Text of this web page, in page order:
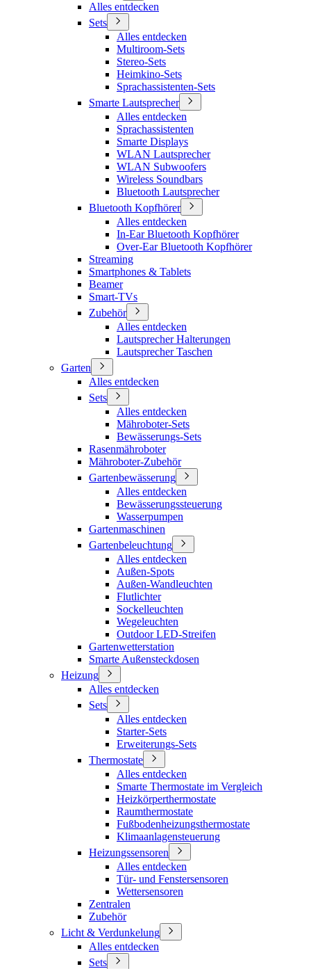
Alles entdecken
Sets
Alles entdecken
Multiroom-Sets
Stereo-Sets
Heimkino-Sets
Sprachassistenten-Sets
Smarte Lautsprecher
Alles entdecken
Sprachassistenten
Smarte Displays
WLAN Lautsprecher
WLAN Subwoofers
Wireless Soundbars
Bluetooth Lautsprecher
Bluetooth Kopfhörer
Alles entdecken
In-Ear Bluetooth Kopfhörer
Over-Ear Bluetooth Kopfhörer
Streaming
Smartphones & Tablets
Beamer
Smart-TVs
Zubehör
Alles entdecken
Lautsprecher Halterungen
Lautsprecher Taschen
Garten
Alles entdecken
Sets
Alles entdecken
Mähroboter-Sets
Bewässerungs-Sets
Rasenmähroboter
Mähroboter-Zubehör
Gartenbewässerung
Alles entdecken
Bewässerungssteuerung
Wasserpumpen
Gartenmaschinen
Gartenbeleuchtung
Alles entdecken
Außen-Spots
Außen-Wandleuchten
Flutlichter
Sockelleuchten
Wegeleuchten
Outdoor LED-Streifen
Gartenwetterstation
Smarte Außensteckdosen
Heizung
Alles entdecken
Sets
Alles entdecken
Starter-Sets
Erweiterungs-Sets
Thermostate
Alles entdecken
Smarte Thermostate im Vergleich
Heizkörperthermostate
Raumthermostate
Fußbodenheizungsthermostate
Klimaanlagensteuerung
Heizungssensoren
Alles entdecken
Tür- und Fenstersensoren
Wettersensoren
Zentralen
Zubehör
Licht & Verdunkelung
Alles entdecken
Sets